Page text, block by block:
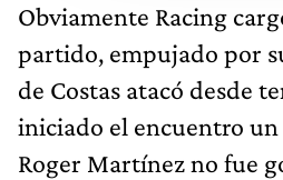
Obviamente Racing
partido, empujado por
de Costas atacó desde
iniciado el encuentro un
Roger Martínez no fue